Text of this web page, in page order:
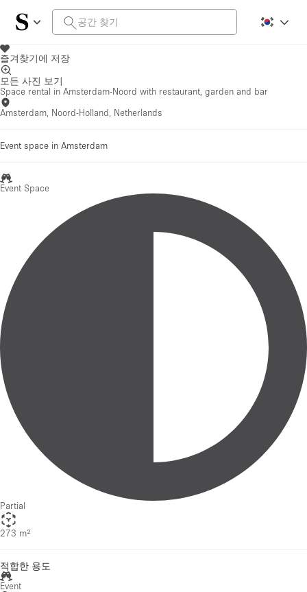
즐겨찾기에 저장
모든 사진 보기
Space rental in Amsterdam-Noord with restaurant, garden and bar
Amsterdam, Noord-Holland, Netherlands
Event space in Amsterdam
Event Space
Partial
273 m²
적합한 용도
Event